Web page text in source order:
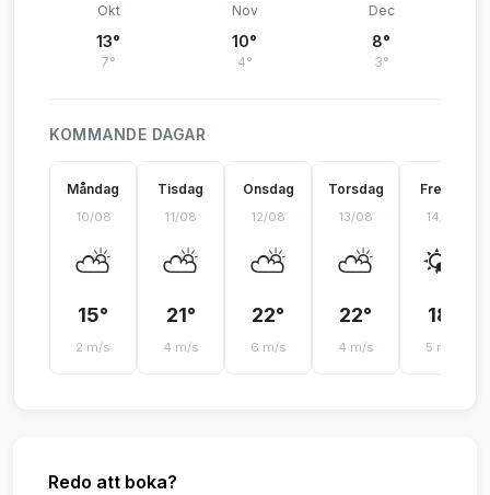
Okt
13°
7°
Nov
10°
4°
Dec
8°
3°
KOMMANDE DAGAR
Måndag
10/08
⛅
15°
2 m/s
Tisdag
11/08
⛅
21°
4 m/s
Onsdag
12/08
⛅
22°
6 m/s
Torsdag
13/08
⛅
22°
4 m/s
Fredag
14/08
🌤️
18°
5 m/s
Redo att boka?